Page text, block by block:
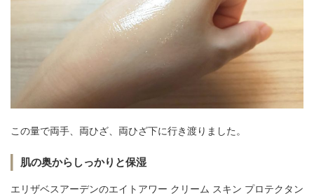
この量で両手、両ひざ、両ひざ下に行き渡りました。
肌の奥からしっかりと保湿
エリザベスアーデンのエイトアワー クリーム スキン プロテクタン